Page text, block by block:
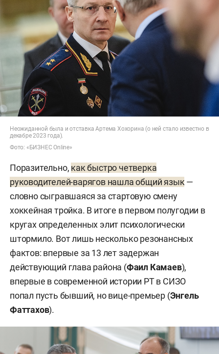
Неожиданной была и отставка Артема Хохорина (о ней стало известно в
декабре 2023 года).
Фото: «БИЗНЕС Online»
Поразительно, как быстро четверка
руководителей-варягов нашла общий язык—
словно сыгравшаяся за стартовую смену
хоккейная тройка. В итоге в первом полугодии в
кругах определенных элит психологически
штормило. Вот лишь несколько резонансных
фактов: впервые за 13 лет задержан
действующий глава района (Фаил Камаев),
впервые в современной истории РТ в СИЗО
попал пусть бывший, но вице-премьер (Энгель
Фаттахов).